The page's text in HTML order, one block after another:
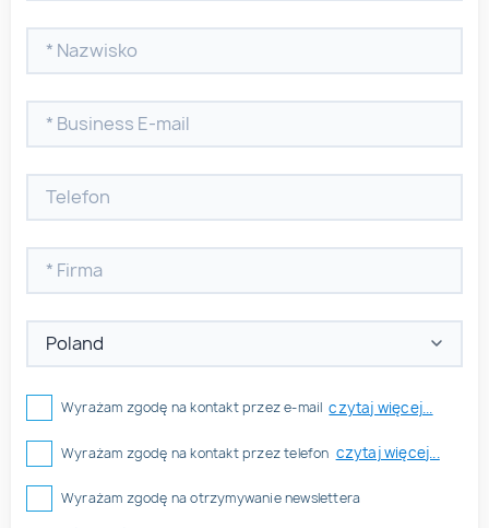
Wyrażam zgodę na kontakt przez e-mail czytaj więcej...
Wyrażam zgodę na kontakt przez telefon czytaj więcej...
Wyrażam zgodę na otrzymywanie newslettera